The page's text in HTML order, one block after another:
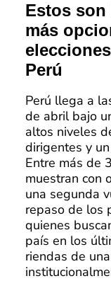
Estos
más
Perú
Perú llega a
de abril bajo
altos niveles
dirigentes y
Entre más de
muestran con
una segunda
repaso de los
quienes
país en los
riendas de